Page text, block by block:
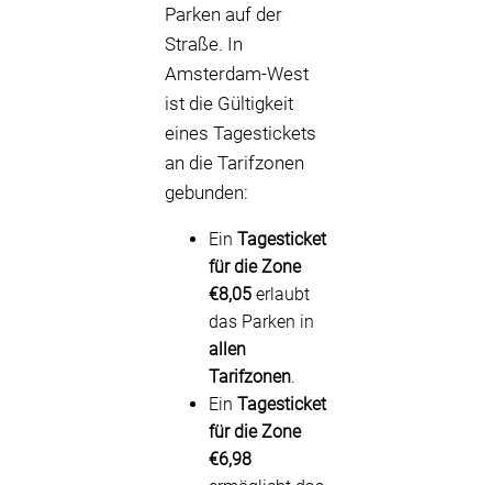
Parken auf der
Straße. In
Amsterdam-West
ist die Gültigkeit
eines Tagestickets
an die Tarifzonen
gebunden:
Ein Tagesticket
für die Zone
€8,05 erlaubt
das Parken in
allen
Tarifzonen.
Ein Tagesticket
für die Zone
€6,98